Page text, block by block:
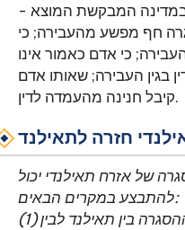
- אין פסק דין סופי של בית משפט במדינה המבקשת המוצא
חף מפשע מהעבירה; כי
כי אדם כאמור אינו
בגין העבירה; שאותו אדם
קיבל חנינה מהעמדה לדין.
חזרה לתאילנד
של אזרח תאילנדי יכול
להתבצע במקרים הבאים:
(1) כאשר הדבר מצוין באמנת ההסגרה בין תאילנד לבין